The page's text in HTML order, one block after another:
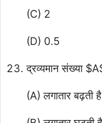
(C) 2
(D) 0.5
द्रव्यमान संख्या
(A) लगातार बढ़ती है